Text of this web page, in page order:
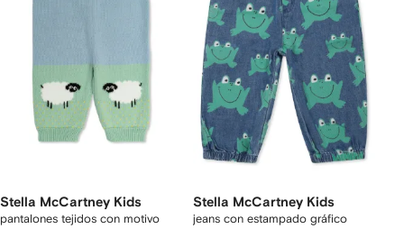
Stella McCartney Kids
pantalones tejidos con motivo
Stella McCartney Kids
jeans con estampado gráfico